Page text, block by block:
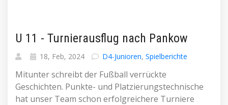
U 11 - Turnierausflug nach Pankow
18, Feb, 2024 D4-Junioren, Spielberichte
Mitunter schreibt der Fußball verrückte
Geschichten. Punkte- und Platzierungstechnische
hat unser Team schon erfolgreichere Turniere